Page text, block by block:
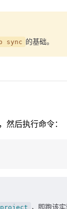
sync 的基础。
然后执行命令：
project ，即跑该